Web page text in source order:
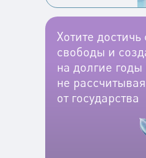
Хотите
свободы и
на долгие годы
не
от государства